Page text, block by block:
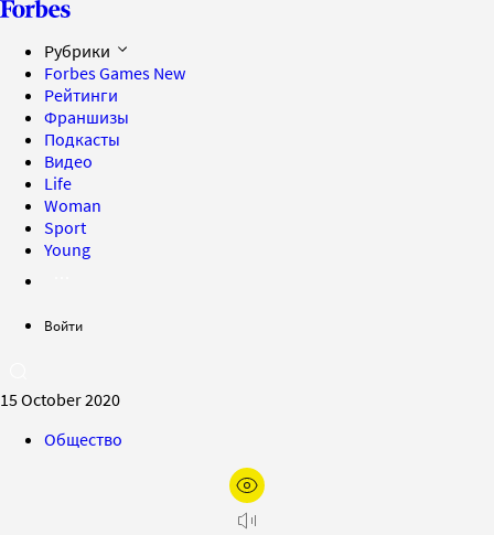
Рубрики
Forbes Games New
Рейтинги
Франшизы
Подкасты
Видео
Life
Woman
Sport
Young
Войти
15 October 2020
Общество